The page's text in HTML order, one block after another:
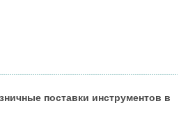
поставки инструментов в